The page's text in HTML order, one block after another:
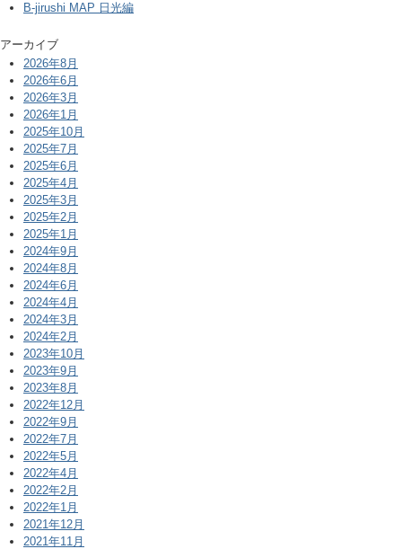
B-jirushi MAP 日光編
アーカイブ
2026年8月
2026年6月
2026年3月
2026年1月
2025年10月
2025年7月
2025年6月
2025年4月
2025年3月
2025年2月
2025年1月
2024年9月
2024年8月
2024年6月
2024年4月
2024年3月
2024年2月
2023年10月
2023年9月
2023年8月
2022年12月
2022年9月
2022年7月
2022年5月
2022年4月
2022年2月
2022年1月
2021年12月
2021年11月